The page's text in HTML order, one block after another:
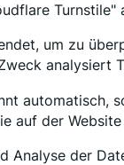
Turnstile"
um zu
analysiert
automatisch,
auf der
Analyse der